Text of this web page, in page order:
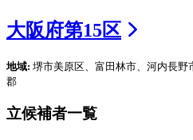
大阪府第15区
地域: 堺市美原区、富田林市、河内長
郡
立候補者一覧